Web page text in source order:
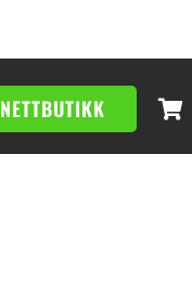
NETTBUTIKK